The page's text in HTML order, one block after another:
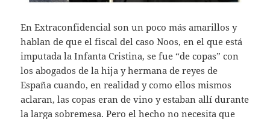
En Extraconfidencial son un poco más amarillos y
hablan de que el fiscal del caso Noos, en el que está
imputada la Infanta Cristina, se fue “de copas” con
los abogados de la hija y hermana de reyes de
España cuando, en realidad y como ellos mismos
aclaran, las copas eran de vino y estaban allí durante
la larga sobremesa. Pero el hecho no necesita que